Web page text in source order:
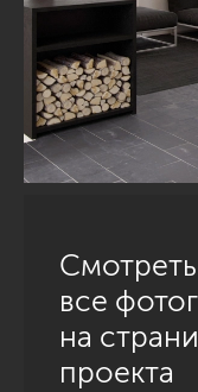
Смотреть
все
на
проекта